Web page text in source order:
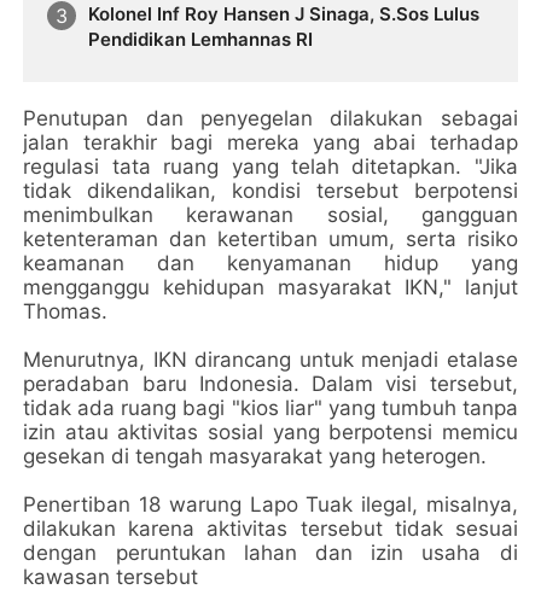
Kolonel Inf Roy Hansen J Sinaga, S.Sos Lulus
Pendidikan Lemhannas RI
Penutupan dan penyegelan dilakukan sebagai
jalan terakhir bagi mereka yang abai terhadap
regulasi tata ruang yang telah ditetapkan. "Jika
tidak dikendalikan, kondisi tersebut berpotensi
menimbulkan kerawanan sosial, gangguan
ketenteraman dan ketertiban umum, serta risiko
keamanan dan kenyamanan hidup yang
mengganggu kehidupan masyarakat IKN," lanjut
Thomas.
Menurutnya, IKN dirancang untuk menjadi etalase
peradaban baru Indonesia. Dalam visi tersebut,
tidak ada ruang bagi "kios liar" yang tumbuh tanpa
izin atau aktivitas sosial yang berpotensi memicu
gesekan di tengah masyarakat yang heterogen.
Penertiban 18 warung Lapo Tuak ilegal, misalnya,
dilakukan karena aktivitas tersebut tidak sesuai
dengan peruntukan lahan dan izin usaha di
kawasan tersebut